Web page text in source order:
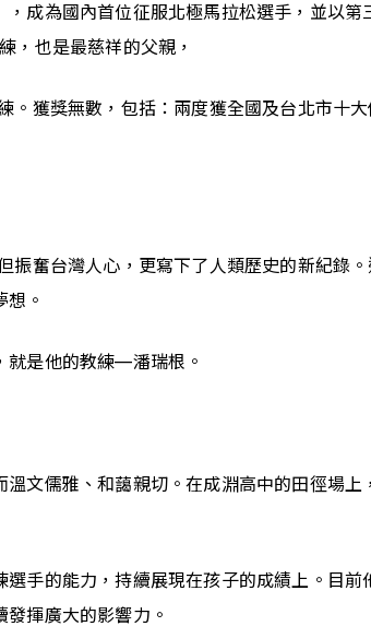
成為國內首位征服北極馬拉松選手，並以
，也是最慈祥的父親，
。獲獎無數，包括：兩度獲全國及台北市十
奮台灣人心，更寫下了人類歷史的新紀錄
。
就是他的教練—潘瑞根。
文儒雅、和藹親切。在成淵高中的田徑場
手的能力，持續展現在孩子的成績上。目
揮廣大的影響力。